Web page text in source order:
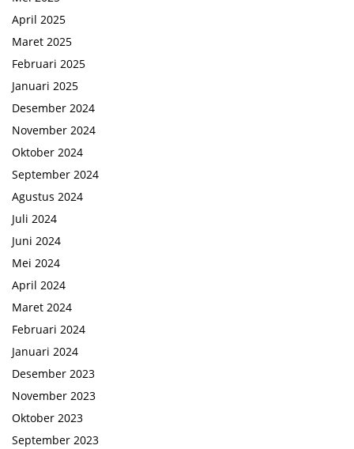
April 2025
Maret 2025
Februari 2025
Januari 2025
Desember 2024
November 2024
Oktober 2024
September 2024
Agustus 2024
Juli 2024
Juni 2024
Mei 2024
April 2024
Maret 2024
Februari 2024
Januari 2024
Desember 2023
November 2023
Oktober 2023
September 2023